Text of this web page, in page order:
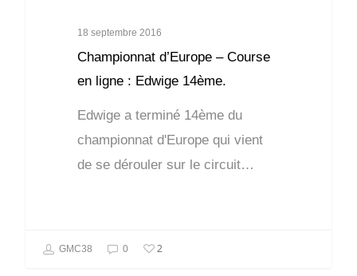
18 septembre 2016
Championnat d’Europe – Course
en ligne : Edwige 14ème.
Edwige a terminé 14ème du
championnat d'Europe qui vient
de se dérouler sur le circuit…
GMC38 0 2